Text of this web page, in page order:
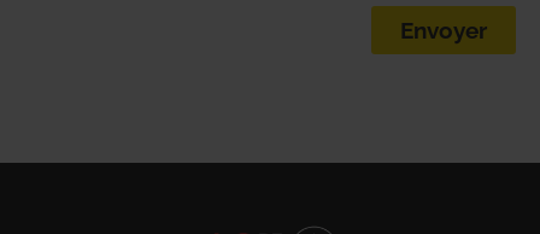
Envoyer